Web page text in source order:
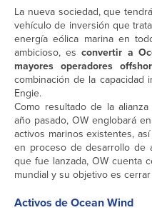
La nueva sociedad, que
vehículo de inversión que
energía eólica marina en
ambicioso, esconvertir a
mayores operadores
combinación de la capacidad
Engie.
Como resultado de la
año pasado, OW englobará
activos marinos existentes,
en proceso de desarrollo de
que fue lanzada, OW cuenta
mundial y su objetivo es
Activos de Ocean Wind